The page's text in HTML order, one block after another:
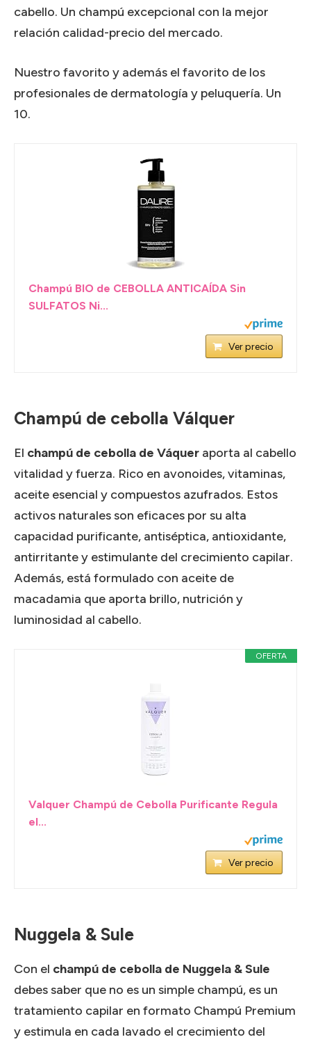
cabello. Un champú excepcional con la mejor
relación calidad-precio del mercado.
Nuestro favorito y además el favorito de los
profesionales de dermatología y peluquería. Un
10.
Champú BIO de CEBOLLA ANTICAÍDA Sin
SULFATOS Ni...
Ver precio
Champú de cebolla Válquer
El champú de cebolla de Váquer aporta al cabello
vitalidad y fuerza. Rico en avonoides, vitaminas,
aceite esencial y compuestos azufrados. Estos
activos naturales son eficaces por su alta
capacidad purificante, antiséptica, antioxidante,
antirritante y estimulante del crecimiento capilar.
Además, está formulado con aceite de
macadamia que aporta brillo, nutrición y
luminosidad al cabello.
OFERTA
Valquer Champú de Cebolla Purificante Regula
el...
Ver precio
Nuggela & Sule
Con el champú de cebolla de Nuggela & Sule
debes saber que no es un simple champú, es un
tratamiento capilar en formato Champú Premium
y estimula en cada lavado el crecimiento del